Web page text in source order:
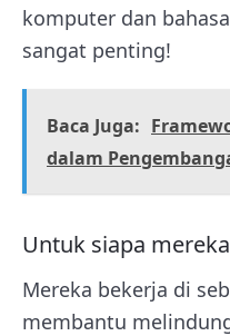
komputer dan
sangat penting!
Baca Juga:
dalam
Untuk siapa
Mereka bekerja di
membantu